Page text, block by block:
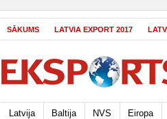
SĀKUMS LATVIA EXPORT 2017
Latvija Baltija NVS Eiropa